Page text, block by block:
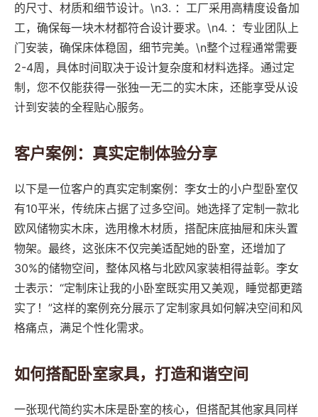
的尺寸、材质和细节设计。\n3. ：工厂采用高精度设备加
工，确保每一块木材都符合设计要求。\n4. ：专业团队上
门安装，确保床体稳固，细节完美。\n整个过程通常需要
2-4周，具体时间取决于设计复杂度和材料选择。通过定
制，您不仅能获得一张独一无二的实木床，还能享受从设
计到安装的全程贴心服务。
客户案例：真实定制体验分享
以下是一位客户的真实定制案例：李女士的小户型卧室仅
有10平米，传统床占据了过多空间。她选择了定制一款北
欧风储物实木床，选用橡木材质，搭配床底抽屉和床头置
物架。最终，这张床不仅完美适配她的卧室，还增加了
30%的储物空间，整体风格与北欧风家装相得益彰。李女
士表示：“定制床让我的小卧室既实用又美观，睡觉都更踏
实了！”这样的案例充分展示了定制家具如何解决空间和风
格痛点，满足个性化需求。
如何搭配卧室家具，打造和谐空间
一张现代简约实木床是卧室的核心，但搭配其他家具同样